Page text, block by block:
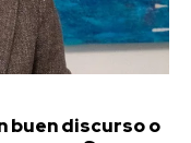
buen discurso o